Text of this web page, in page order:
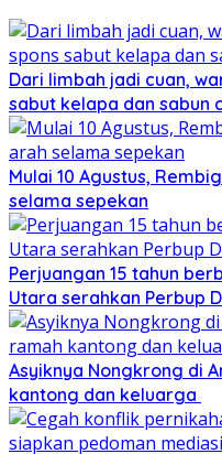
Dari limbah jadi cuan,
sabut kelapa dan sabun
Mulai 10 Agustus,
selama sepekan
Perjuangan 15 tahun
Utara serahkan Perbup
Asyiknya Nongkrong di
kantong dan keluarga